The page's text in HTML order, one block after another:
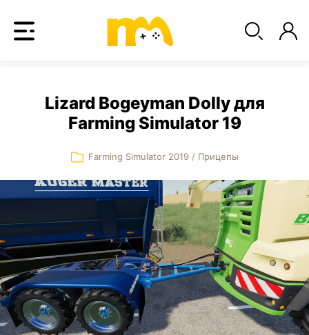
Lizard Bogeyman Dolly для
Farming Simulator 19
Farming Simulator 2019 / Прицепы